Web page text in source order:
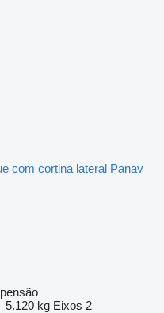
com cortina lateral Panav
5.120 kg Eixos 2